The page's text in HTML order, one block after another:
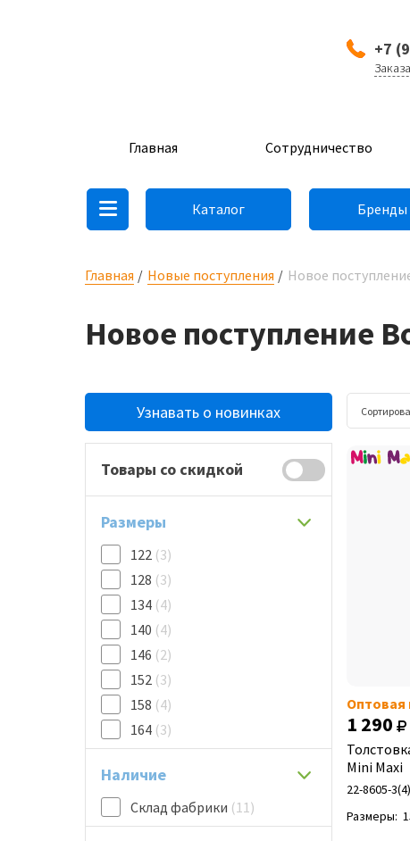
+7
Главная Сотрудничество
Каталог Бренды
Главная Новые поступления Новое
Новое поступление
Узнавать о новинках
Товары со скидкой
Размеры
122 (3)
128 (3)
134 (4)
140 (4)
146 (2)
152 (3)
158 (4)
164 (3)
Наличие
Склад фабрики (11)
Оптовая
1 290
Mini Maxi
22-8605-
Размеры: